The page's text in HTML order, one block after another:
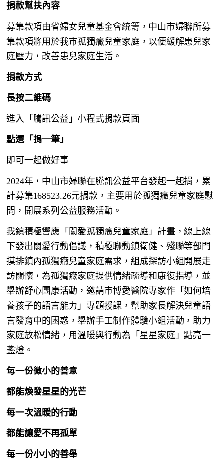
捐款幫扶內容
募集款項由省婦女兒童基金會統籌，中山市婦聯所募
集款項將用於我市孤獨癥兒童家庭，以便緩解患兒家
庭壓力，改善患兒家庭生活。
捐款方式
長按二維碼
進入「騰訊公益」小程式捐款頁面
點選「捐一筆」
即可一起做好事
2024年，中山市婦聯在騰訊公益平台發起一起捐，累
計募集168523.26元捐款，主要用於孤獨癥兒童家庭慰
問，開展系列公益服務活動。
我鎮積極響應「關愛孤獨癥兒童家庭」計畫，線上線
下發出關愛行動倡議，積極聯動鎮衛健、殘聯等部門
摸排鎮內孤獨癥兒童家庭需求，組成探訪小組開展走
訪關懷，為孤獨癥家庭提供情緒疏導和康復指導，並
舉辦舒心團康活動，邀請市博愛醫院專家作「如何培
養孩子的語言能力」專題授課，幫助家長解決兒童語
言發育中的困惑，舉辦手工制作體驗小組活動，助力
家庭放松情緒，用溫暖與行動為「星星家庭」點亮一
盞燈。
每一份微小的善意
都能煥發星星的光芒
每一次溫暖的行動
都能讓愛不再孤單
每一份小小的善舉